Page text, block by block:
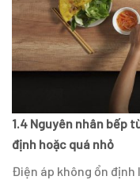
1.4 Nguyên nhân bếp
định hoặc quá nhỏ
Điện áp không ổn định